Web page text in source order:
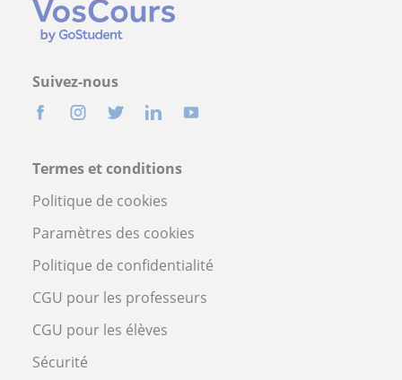
Suivez-nous
Termes et conditions
Politique de cookies
Paramètres des cookies
Politique de confidentialité
CGU pour les professeurs
CGU pour les élèves
Sécurité